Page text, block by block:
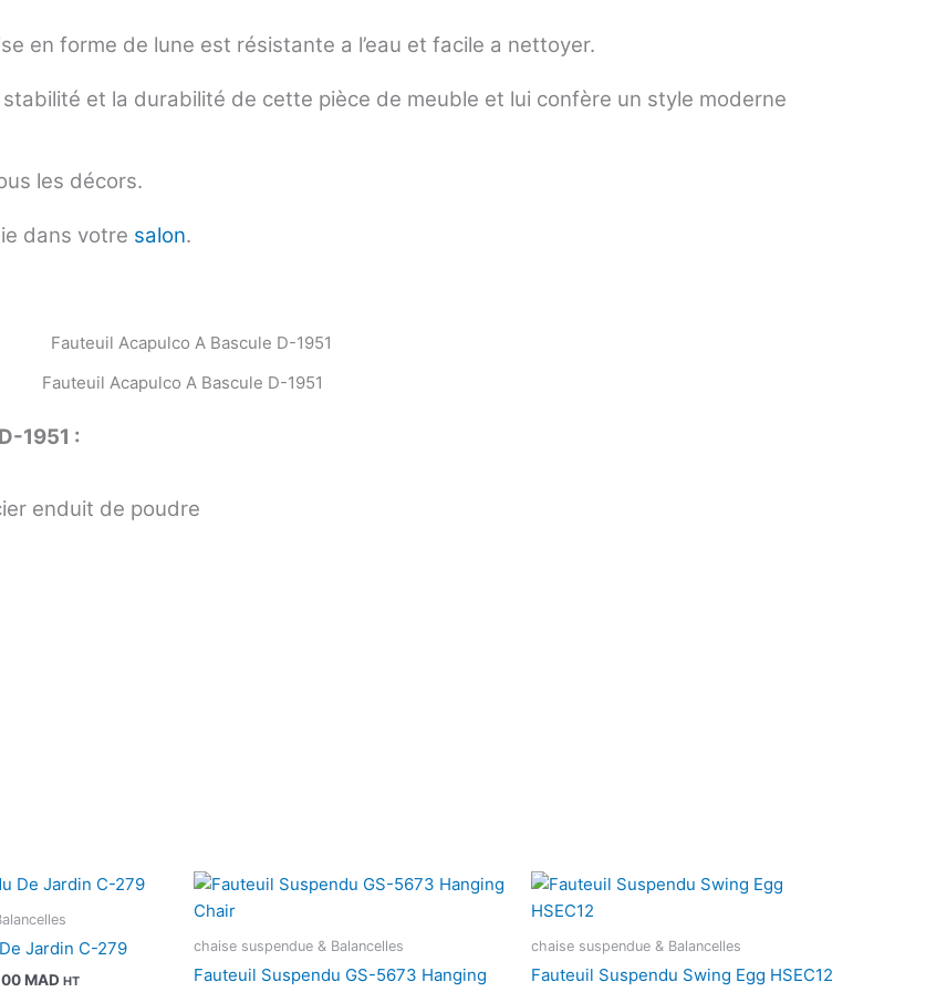
en forme de lune est résistante a l’eau et facile a nettoyer.
et la durabilité de cette pièce de meuble et lui confère un style moderne
les décors.
dans votre salon.
Fauteuil Acapulco A Bascule D-1951
1951 :
enduit de poudre
Jardin C-279
MAD.
MAD
Le
actuel
2499,00 MAD.
HT
chaise suspendue & Balancelles
Fauteuil Suspendu GS-5673 Hanging
chaise suspendue & Balancelles
Fauteuil Suspendu Swing Egg HSEC12